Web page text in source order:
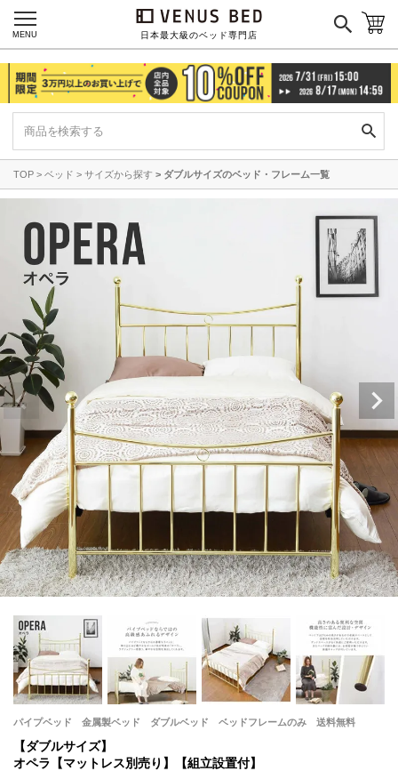
日本最大級のベッド専門店
MENU
TOP ベッド サイズから探す ダブルサイズのベッド・フレーム一覧
パイプベッド 金属製ベッド ダブルベッド ベッドフレームのみ 送料無料
【ダブルサイズ】
オペラ【マットレス別売り】【組立設置付】